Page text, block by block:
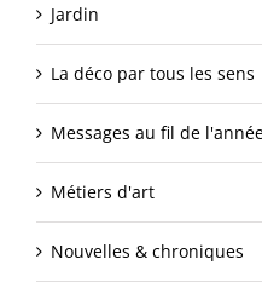
Jardin
La déco par tous les sens
Messages au fil de
Métiers d'art
Nouvelles & chroniques